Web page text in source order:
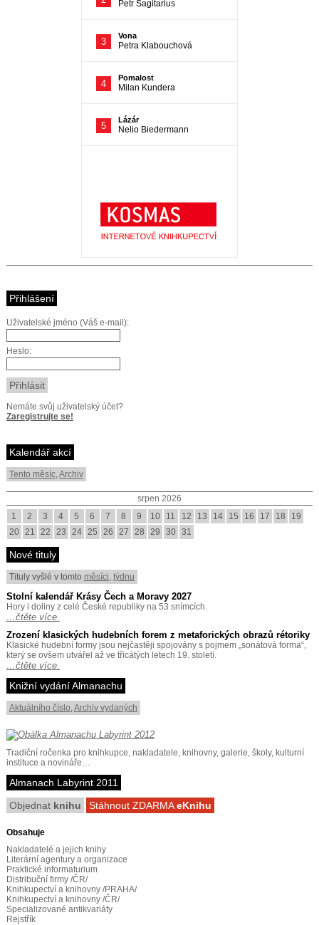
Přihlášení
Uživatelské jméno (Váš e-mail):
Heslo:
Nemáte svůj uživatelský účet?
Zaregistrujte se!
Kalendář akcí
Tento měsíc,Archiv
srpen 2026
1
2 3 4 5 6 7 8 9 10 11 12 13 14 15 16 17 18
19
20 21 22 23 24 25 26 27 28 29 30 31
Nové tituly
Tituly vyšlé v tomto měsíci, týdnu
Stolní kalendář Krásy Čech a Moravy 2027
Hory i doliny z celé České republiky na 53 snímcích.
…čtěte více.
Zrození klasických hudebních forem z metaforických obrazů rétoriky
Klasické hudební formy jsou nejčastěji spojovány s pojmem „sonátová forma“,
který se ovšem utvářel až ve třicátých letech 19. století.
…čtěte více.
Knižní vydání Almanachu
Aktuálního číslo,Archiv vydaných
Tradiční ročenka pro knihkupce, nakladatele, knihovny, galerie, školy, kulturní
instituce a novináře…
Almanach Labyrint 2011
Objednat knihu Stáhnout ZDARMAeKnihu
Obsahuje
Nakladatelé a jejich knihy
Literární agentury a organizace
Praktické informaturium
Distribuční firmy /ČR/
Knihkupectví a knihovny /PRAHA/
Knihkupectví a knihovny /ČR/
Specializované antikvariáty
Rejstřík